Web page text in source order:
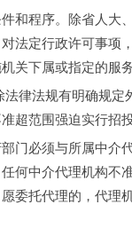
程序。除省人大
法定行政许可事项
关下属或指定的服
法规有明确规定
超范围强迫实行招投
必须与所属中介
何中介代理机构不
委托代理的，代理